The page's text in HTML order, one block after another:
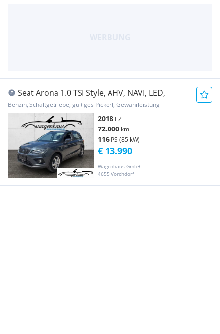
Seat Arona 1.0 TSI Style, AHV, NAVI, LED,
Benzin, Schaltgetriebe, gültiges Pickerl, Gewährleistung
2018 EZ
72.000 km
116 PS (85 kW)
Wagenhaus GmbH
4655 Vorchdorf
€ 13.990